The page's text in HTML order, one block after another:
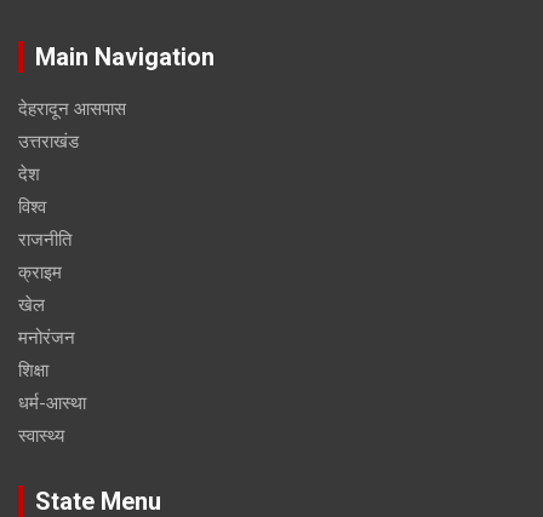
Main Navigation
देहरादून आसपास
उत्तराखंड
देश
विश्व
राजनीति
क्राइम
खेल
मनोरंजन
शिक्षा
धर्म-आस्था
स्वास्थ्य
State Menu